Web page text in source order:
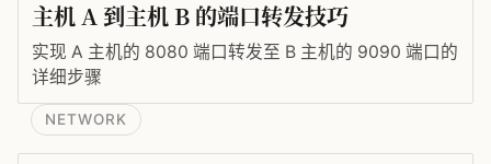
主机 A 到主机 B 的端口转发技巧
实现 A 主机的 8080 端口转发至 B 主机的 9090 端口的
详细步骤
NETWORK